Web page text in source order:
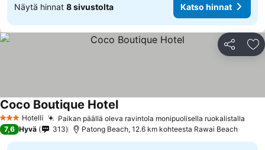
Näytä hinnat 8 sivustolta Katso hinnat
Jaa
3 Tähtiluokitus
Hotelli Paikan päällä oleva ravintola monipuolisella ruokalistalla
Coco Boutique Hotel
7,6 Hyvä 313 Patong Beach, 12.6 km kohteesta Rawai Beach